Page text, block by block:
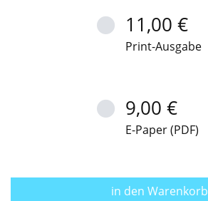
11,00 €
Print-Ausgabe
9,00 €
E-Paper (PDF)
in den Warenkorb